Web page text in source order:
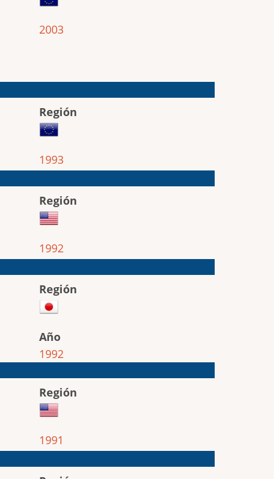
2003
Región
1993
Región
1992
Región
Año
1992
Región
1991